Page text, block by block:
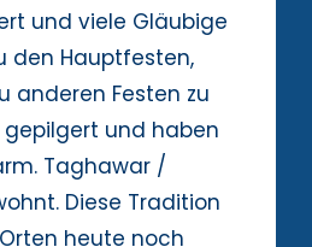
und viele Gläubige
den Hauptfesten,
anderen Festen zu
und haben
Taghawar /
Diese Tradition
heute noch